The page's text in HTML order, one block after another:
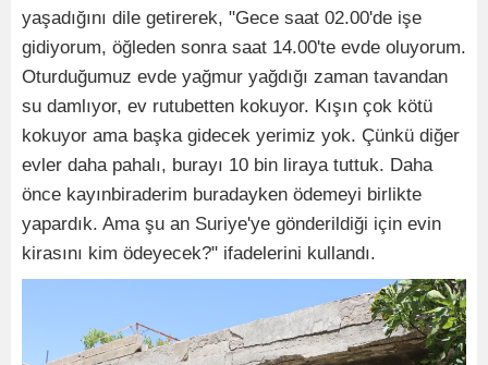
yaşadığını dile getirerek, "Gece saat 02.00'de işe
gidiyorum, öğleden sonra saat 14.00'te evde oluyorum.
Oturduğumuz evde yağmur yağdığı zaman tavandan
su damlıyor, ev rutubetten kokuyor. Kışın çok kötü
kokuyor ama başka gidecek yerimiz yok. Çünkü diğer
evler daha pahalı, burayı 10 bin liraya tuttuk. Daha
önce kayınbiraderim buradayken ödemeyi birlikte
yapardık. Ama şu an Suriye'ye gönderildiği için evin
kirasını kim ödeyecek?" ifadelerini kullandı.